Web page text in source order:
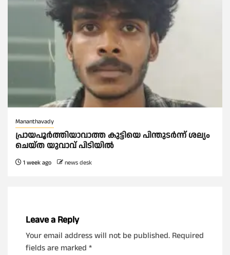
Mananthavady
പ്രായപൂർത്തിയാവാത്ത കുട്ടിയെ പിന്തുടർന്ന് ശല്യം
ചെയ്ത യുവാവ് പിടിയിൽ
1 week ago news desk
Leave a Reply
Your email address will not be published. Required
fields are marked *